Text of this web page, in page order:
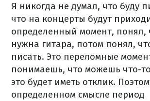
Я никогда не думал, что буду
что на концерты будут
определенный момент, понял,
нужна гитара, потом понял,
писать. Это переломные
понимаешь, что можешь что-
это будет иметь отклик.
определенном смысле период